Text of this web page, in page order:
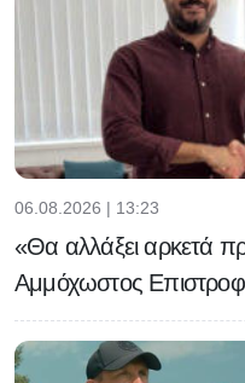
06.08.2026 | 13:23
«Θα αλλάξει αρκετά
Αμμόχωστος